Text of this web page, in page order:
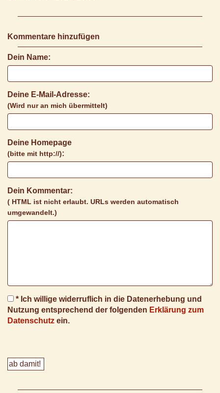
Kommentare hinzufügen
Dein Name:
Deine E-Mail-Adresse:
(Wird nur an mich übermittelt)
Deine Homepage
(bitte mit http://):
Dein Kommentar:
( HTML ist nicht erlaubt. URLs werden automatisch
umgewandelt.)
* Ich willige widerruflich in die Datenerhebung und
Nutzung entsprechend der folgenden Erklärung zum
Datenschutz ein.